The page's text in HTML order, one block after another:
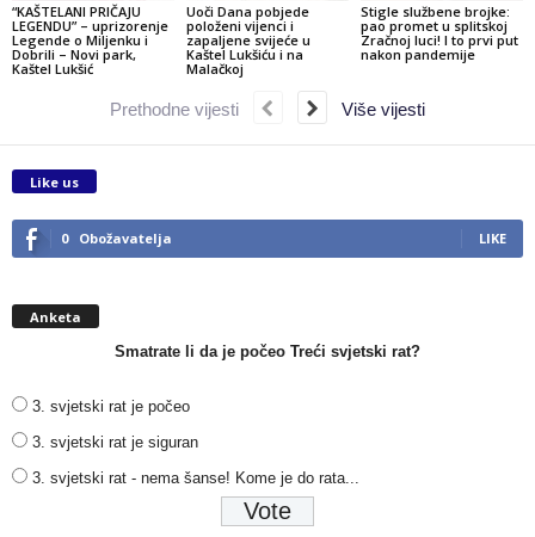
“KAŠTELANI PRIČAJU
LEGENDU” – uprizorenje
Legende o Miljenku i
Dobrili – Novi park,
Kaštel Lukšić
Uoči Dana pobjede
položeni vijenci i
zapaljene svijeće u
Kaštel Lukšiću i na
Malačkoj
Stigle službene brojke:
pao promet u splitskoj
Zračnoj luci! I to prvi put
nakon pandemije
Prethodne vijesti Više vijesti
Like us
0 Obožavatelja LIKE
Anketa
Smatrate li da je počeo Treći svjetski rat?
3. svjetski rat je počeo
3. svjetski rat je siguran
3. svjetski rat - nema šanse! Kome je do rata...